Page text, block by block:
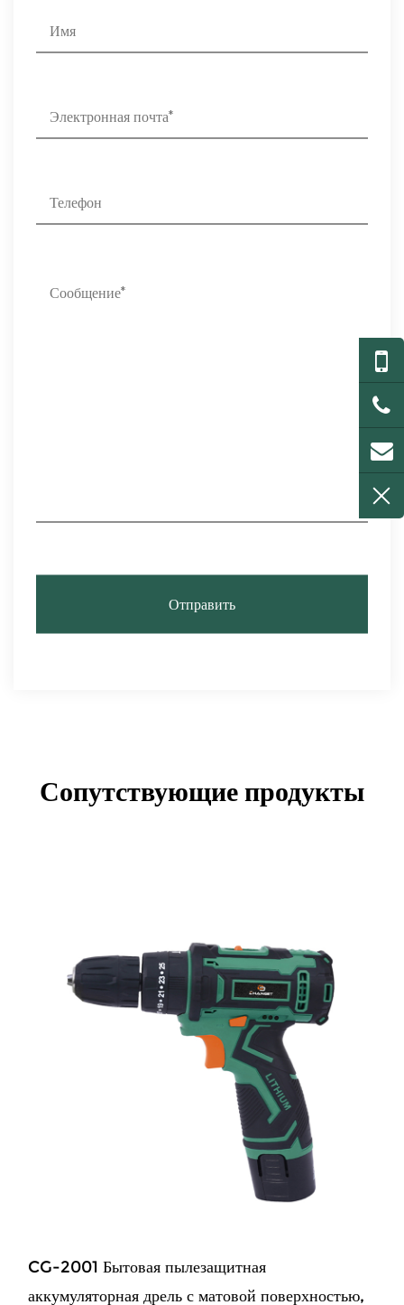
Отправить
Сопутствующие продукты
CG-2001 Бытовая пылезащитная
аккумуляторная дрель с матовой поверхностью,